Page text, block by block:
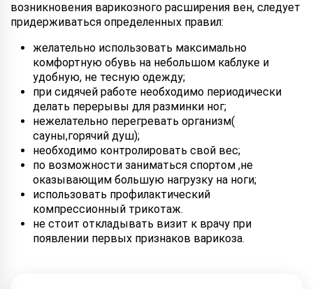
возникновения варикозного расширения вен, следует
придерживаться определенных правил:
желательно использовать максимально
комфортную обувь на небольшом каблуке и
удобную, не тесную одежду;
при сидячей работе необходимо периодически
делать перерывы для разминки ног;
нежелательно перегревать организм(
сауны,горячий душ);
необходимо контролировать свой вес;
по возможности заниматься спортом ,не
оказывающим большую нагрузку на ноги;
использовать профилактический
компрессионный трикотаж.
не стоит откладывать визит к врачу при
появлении первых признаков варикоза.